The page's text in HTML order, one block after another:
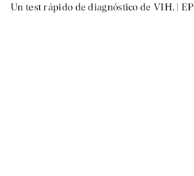
Un test rápido de diagnóstico de VIH. |EP